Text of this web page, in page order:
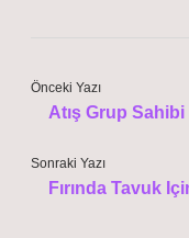
Önceki Yazı
Atış Grup
Sonraki Yazı
Fırında Tavuk